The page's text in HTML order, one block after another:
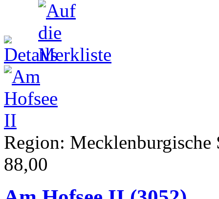
Region: Mecklenburgische
88,00